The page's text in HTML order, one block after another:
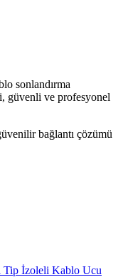
sonlandırma
güvenli ve profesyonel
bağlantı çözümü
Tip İzoleli Kablo Ucu